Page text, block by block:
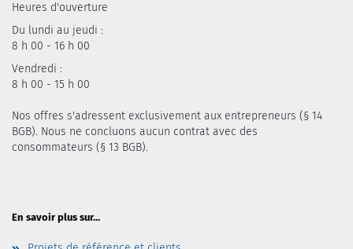
Heures d'ouverture
Du lundi au jeudi :
8 h 00 - 16 h 00
Vendredi :
8 h 00 - 15 h 00
Nos offres s'adressent exclusivement aux entrepreneurs (§ 14
BGB). Nous ne concluons aucun contrat avec des
consommateurs (§ 13 BGB).
En savoir plus sur...